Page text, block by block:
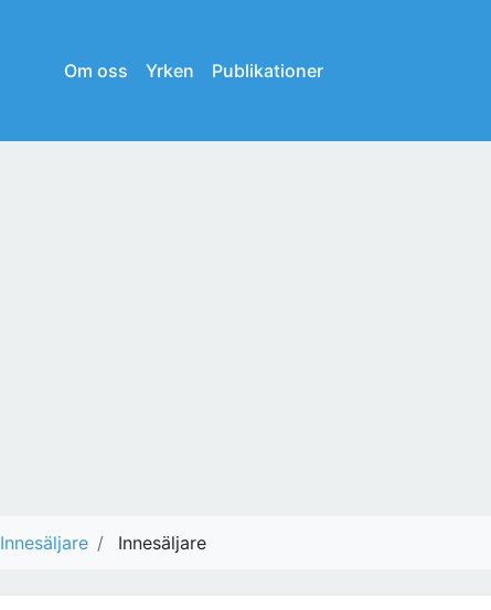
Om oss Yrken Publikationer
Innesäljare Innesäljare